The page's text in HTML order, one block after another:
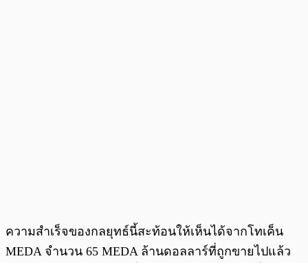
ความสำเร็จของกลยุทธ์นี้สะท้อนให้เห็นได้จากโทเค็น
MEDA จำนวน 65 MEDA ล้านดอลลาร์ที่ถูกขายไปแล้ว